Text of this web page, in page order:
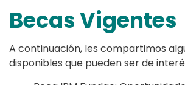
Becas Vigentes
A continuación, les compartimos
disponibles que pueden ser de